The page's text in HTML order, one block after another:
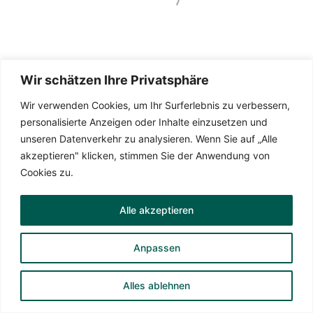
Wir schätzen Ihre Privatsphäre
Wir verwenden Cookies, um Ihr Surferlebnis zu verbessern,
personalisierte Anzeigen oder Inhalte einzusetzen und
unseren Datenverkehr zu analysieren. Wenn Sie auf „Alle
akzeptieren" klicken, stimmen Sie der Anwendung von
Cookies zu.
Anpassen
Alles ablehnen
Alle akzeptieren
Datenschutzerklärung